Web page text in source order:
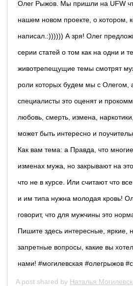
Олег Рыжов. Мы пришли на UFW
нашем новом проекте, о котором,
написал.:)))))) А зря! Олег
серии статей о том как на одни и
животрепещущие темы смотрят
роли которых будем мы с Олегом,
специалисты это оценят и
любовь, смерть, измена,
может быть интересно и
Как вам тема: а Правда, что
изменах мужа, но закрывают на
что не в курсе. Или считают что
и им типа нужна молодая кровь!
говорит, что для мужчины это
Пишите здесь интересные, яркие,
запретные вопросы, какие вы
нами! #могилевская #олегрыжов
A post shared by Наталья